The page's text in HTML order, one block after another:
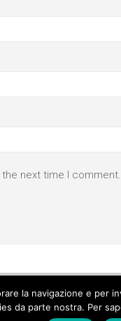
next time I comment.
la navigazione e per
da parte nostra. Per